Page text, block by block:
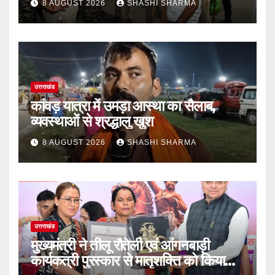
8 AUGUST 2026 SHASHI SHARMA
उत्तराखंड
कांवड़ यात्रा में उमड़ा आस्था का सैलाब,
व्यवस्थाओं से श्रद्धालु खुश
8 AUGUST 2026 SHASHI SHARMA
उत्तराखंड
मुख्यमंत्री ने तीलू रौतेली एवं आंगनबाड़ी
कार्यकत्री पुरस्कार से मातृशक्ति को किया